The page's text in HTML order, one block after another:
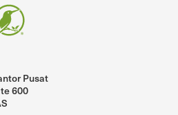
Pusat
600